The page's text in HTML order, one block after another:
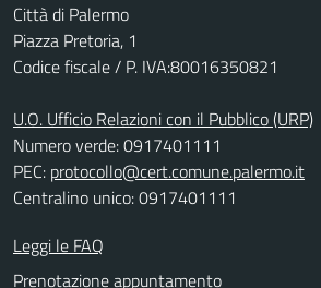
Città di Palermo
Piazza Pretoria, 1
Codice fiscale / P. IVA:80016350821
U.O. Ufficio Relazioni con il Pubblico (URP)
Numero verde: 0917401111
PEC: protocollo@cert.comune.palermo.it
Centralino unico: 0917401111
Leggi le FAQ
Prenotazione appuntamento